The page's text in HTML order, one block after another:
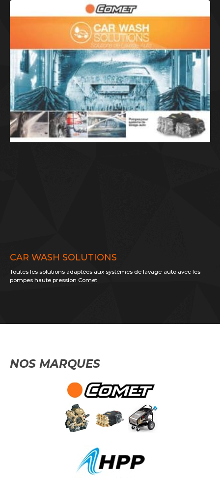
CAR WASH SOLUTIONS
Toutes les solutions adaptées aux systèmes de lavage-auto avec les
pompes haute pression Comet
NOS MARQUES